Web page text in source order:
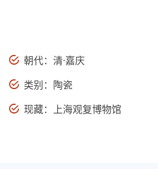
朝代：清·嘉庆
类别：陶瓷
现藏：上海观复博物馆